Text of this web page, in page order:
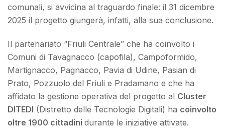
comunali, si avvicina al traguardo finale: il 31 dicembre
2025 il progetto giungerà, infatti, alla sua conclusione.
Il partenariato “Friuli Centrale” che ha coinvolto i
Comuni di Tavagnacco (capofila), Campoformido,
Martignacco, Pagnacco, Pavia di Udine, Pasian di
Prato, Pozzuolo del Friuli e Pradamano e che ha
affidato la gestione operativa del progetto al Cluster
DITEDI (Distretto delle Tecnologie Digitali) ha coinvolto
oltre 1900 cittadini durante le iniziative attivate.